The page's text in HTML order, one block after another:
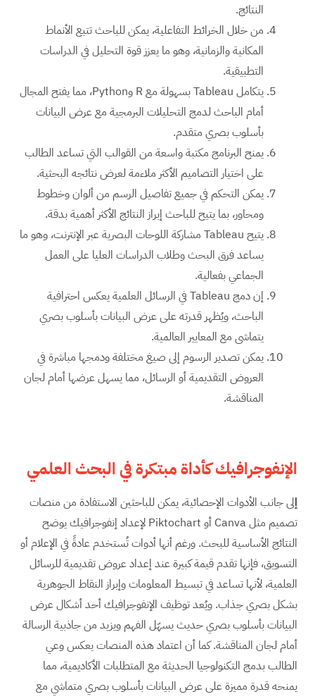
النتائج.
من خلال الخرائط التفاعلية، يمكن للباحث تتبع الأنماط
المكانية والزمانية، وهو ما يعزز قوة التحليل في الدراسات
التطبيقية.
يتكامل Tableau بسهولة مع R وPython، مما يفتح المجال
أمام الباحث لدمج التحليلات البرمجية مع عرض البيانات
بأسلوب بصري متقدم.
يمنح البرنامج مكتبة واسعة من القوالب التي تساعد الطالب
على اختيار التصاميم الأكثر ملاءمة لعرض نتائجه البحثية.
يمكن التحكم في جميع تفاصيل الرسم من ألوان وخطوط
ومحاور، بما يتيح للباحث إبراز النتائج الأكثر أهمية بدقة.
يتيح Tableau مشاركة اللوحات البصرية عبر الإنترنت، وهو ما
يساعد فرق البحث وطلاب الدراسات العليا على العمل
الجماعي بفعالية.
إن دمج Tableau في الرسائل العلمية يعكس احترافية
الباحث، ويُظهر قدرته على عرض البيانات بأسلوب بصري
يتماشى مع المعايير العالمية.
يمكن تصدير الرسوم إلى صيغ مختلفة ودمجها مباشرة في
العروض التقديمية أو الرسائل، مما يسهل عرضها أمام لجان
المناقشة.
الإنفوجرافيك كأداة مبتكرة في البحث العلمي
إلى جانب الأدوات الإحصائية، يمكن للباحثين الاستفادة من منصات
تصميم مثل Canva أو Piktochart لإعداد إنفوجرافيك يوضح
النتائج الأساسية للبحث. ورغم أنها أدوات تُستخدم عادةً في الإعلام أو
التسويق، فإنها تقدم قيمة كبيرة عند إعداد عروض تقديمية للرسائل
العلمية، لأنها تساعد في تبسيط المعلومات وإبراز النقاط الجوهرية
بشكل بصري جذاب. ويُعد توظيف الإنفوجرافيك أحد أشكال عرض
البيانات بأسلوب بصري حديث يسهّل الفهم ويزيد من جاذبية الرسالة
أمام لجان المناقشة. كما أن اعتماد هذه المنصات يعكس وعي
الطالب بدمج التكنولوجيا الحديثة مع المتطلبات الأكاديمية، مما
يمنحه قدرة مميزة على عرض البيانات بأسلوب بصري متماشي مع